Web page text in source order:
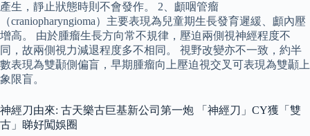
產生，靜止狀態時則不會發作。 2、顱咽管瘤
（craniopharyngioma）主要表現為兒童期生長發育遲緩、顱內壓
增高。 由於腫瘤生長方向常不規律，壓迫兩側視神經程度不
同，故兩側視力減退程度多不相同。 視野改變亦不一致，約半
數表現為雙顳側偏盲，早期腫瘤向上壓迫視交叉可表現為雙顳上
象限盲。
神經刀由來: 古天樂古巨基新公司第一炮 「神經刀」CY獲「雙
古」睇好闖娛圈